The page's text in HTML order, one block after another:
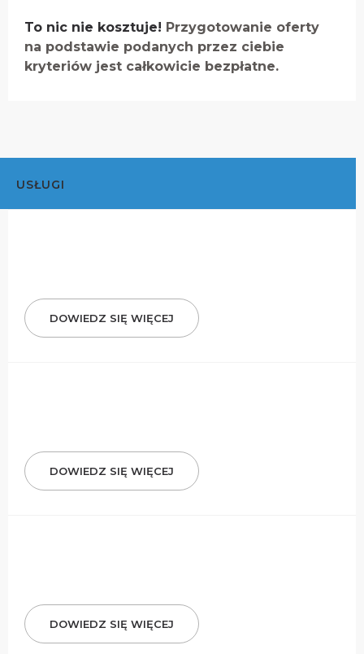
To nic nie kosztuje! Przygotowanie oferty
na podstawie podanych przez ciebie
kryteriów jest całkowicie bezpłatne.
USŁUGI
DOWIEDZ SIĘ WIĘCEJ
DOWIEDZ SIĘ WIĘCEJ
DOWIEDZ SIĘ WIĘCEJ